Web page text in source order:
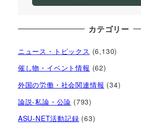
カテゴリー
ニュース・トピックス (6,130)
催し物・イベント情報 (62)
外国の労働・社会関連情報 (34)
論説-私論・公論 (793)
ASU-NET活動記録 (63)